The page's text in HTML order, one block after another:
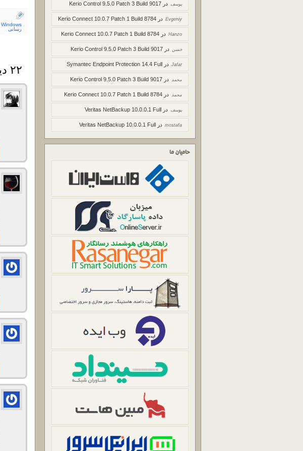
یوسف در Kerio Control 9.5.0 Patch 3 Build 9017
Evgeniy در Kerio Connect 10.0.7 Patch 1 Build 8784
Hanzo در Kerio Connect 10.0.7 Patch 1 Build 8784
حسن در Kerio Control 9.5.0 Patch 3 Build 9017
Jafar در Symantec Endpoint Protection 14.4 Full
محمد در Kerio Control 9.5.0 Patch 3 Build 9017
محمد در Kerio Connect 10.0.7 Patch 1 Build 8784
یوسف در Veritas NetBackup 10.0.0.1 Full
mostafa در Veritas NetBackup 10.0.0.1 Full
حامیان ما
Windows
رسانی
۲۲ دیدگاه نوشته شده است! می توانید دیدگاه خود را بنویسید